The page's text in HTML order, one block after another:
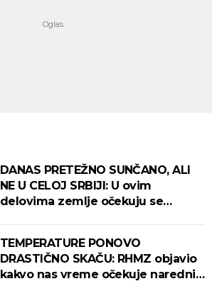
DANAS PRETEŽNO SUNČANO, ALI
NE U CELOJ SRBIJI: U ovim
delovima zemlje očekuju se
TEMPERATURE PONOVO
DRASTIČNO SKAČU: RHMZ objavio
kakvo nas vreme očekuje narednih